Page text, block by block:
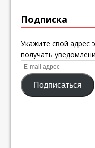
Подписка
Укажите свой адрес
получать
E-
mail
адресПодписаться